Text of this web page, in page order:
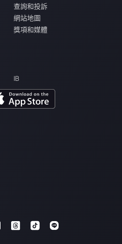
查詢和投訴
網站地圖
獎項和媒體
IB